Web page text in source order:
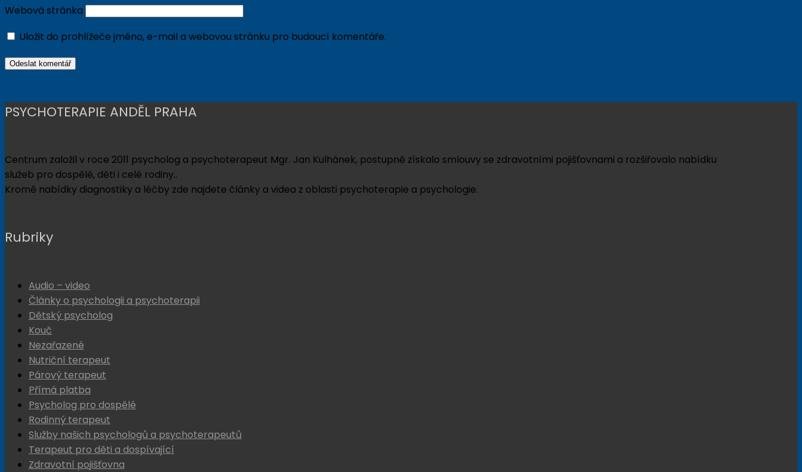
Webová stránka
Uložit do prohlížeče jméno, e-mail a webovou stránku pro budoucí komentáře.
PSYCHOTERAPIE ANDĚL PRAHA
Centrum založil v roce 2011 psycholog a psychoterapeut Mgr. Jan Kulhánek, postupně získalo smlouvy se zdravotními pojišťovnami a rozšiřovalo nabídku
služeb pro dospělé, děti i celé rodiny..
Kromě nabídky diagnostiky a léčby zde najdete články a videa z oblasti psychoterapie a psychologie.
Rubriky
Audio – video
Články o psychologii a psychoterapii
Dětský psycholog
Kouč
Nezařazené
Nutriční terapeut
Párový terapeut
Přímá platba
Psycholog pro dospělé
Rodinný terapeut
Služby našich psychologů a psychoterapeutů
Terapeut pro děti a dospívající
Zdravotní pojišťovna